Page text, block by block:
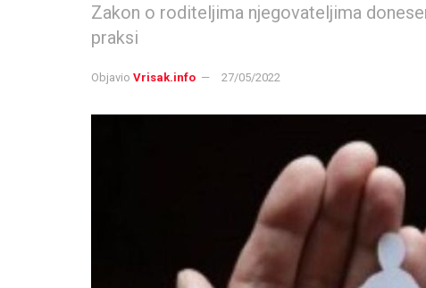
Zakon o roditeljima njegovateljima
praksi
Objavio Vrisak.info 27/05/2022